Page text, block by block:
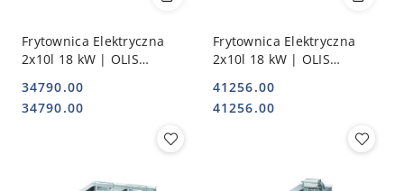
Frytownica Elektryczna
2x10l 18 kW | OLIS
Cena:
34790.00
Cena:
34790.00
Frytownica Elektryczna
2x10l 18 kW | OLIS
Cena:
41256.00
Cena:
41256.00